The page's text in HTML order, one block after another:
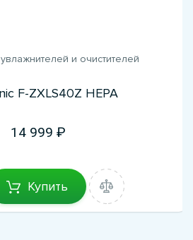
и очистителей
F-ZXLS40Z HEPA
14 999
Купить